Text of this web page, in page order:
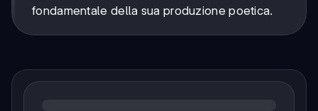
fondamentale della sua produzione poetica.